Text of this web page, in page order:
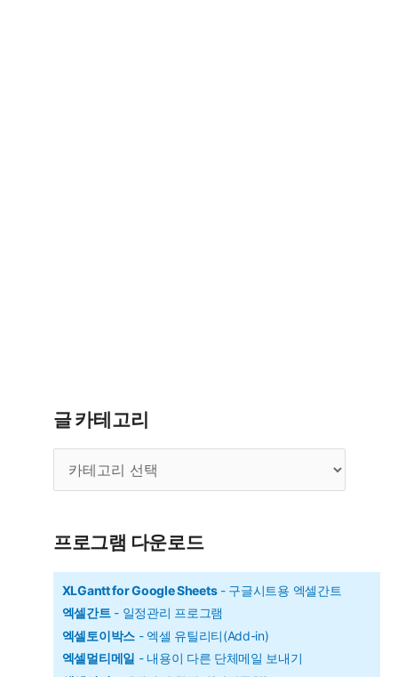
글 카테고리
테
리
프로그램 다운로드
XLGantt for Google Sheets- 구글시트용 엑셀간트
엑셀간트- 일정관리 프로그램
엑셀토이박스 - 엑셀 유틸리티(Add-in)
엑셀멀티메일 - 내용이 다른 단체메일 보내기